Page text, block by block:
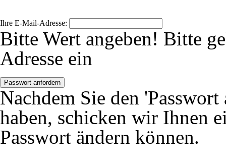
Ihre E-Mail-Adresse:
Bitte Wert angeben! Bitte
Adresse ein
Passwort anfordern
Nachdem Sie den
haben, schicken wir Ihnen
Passwort ändern können.